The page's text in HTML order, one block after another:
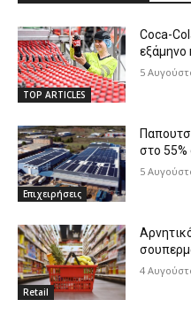
TOP ARTICLES
Coca-
5
Επιχειρήσεις
στο 55%
5
Retail
4